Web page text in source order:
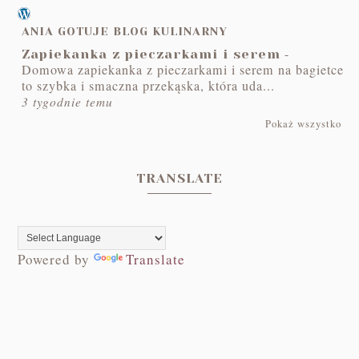
ANIA GOTUJE BLOG KULINARNY
Zapiekanka z pieczarkami i serem -
Domowa zapiekanka z pieczarkami i serem na bagietce
to szybka i smaczna przekąska, która uda...
3 tygodnie temu
Pokaż wszystko
TRANSLATE
Powered by Translate